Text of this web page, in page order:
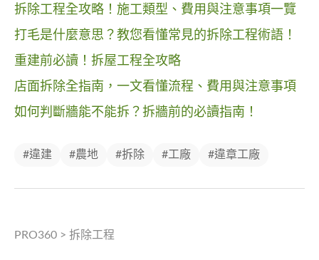
拆除工程全攻略！施工類型、費用與注意事項一覽
打毛是什麼意思？教您看懂常見的拆除工程術語！
重建前必讀！拆屋工程全攻略
店面拆除全指南，一文看懂流程、費用與注意事項
如何判斷牆能不能拆？拆牆前的必讀指南！
#違建 #農地 #拆除 #工廠 #違章工廠
PRO360 > 拆除工程